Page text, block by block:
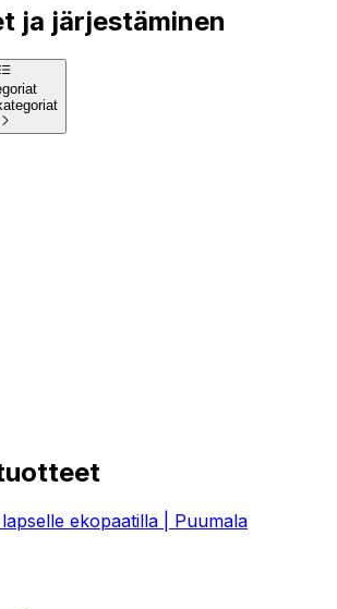
ja järjestäminen
ekopaatilla | Puumala